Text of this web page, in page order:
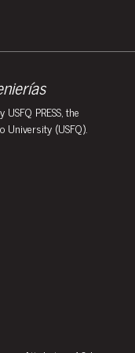
PRESS, the
University (USFQ).